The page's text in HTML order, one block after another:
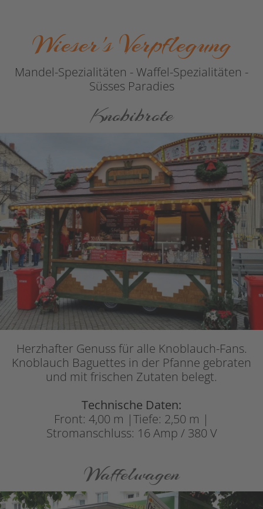
Wieser's Verpflegung
Mandel-Spezialitäten - Waffel-Spezialitäten -
Süsses Paradies
Knobibrote
Herzhafter Genuss für alle Knoblauch-Fans.
Knoblauch Baguettes in der Pfanne gebraten
und mit frischen Zutaten belegt.
Technische Daten:
Front: 4,00 m |Tiefe: 2,50 m |
Stromanschluss: 16 Amp / 380 V
Waffelwagen